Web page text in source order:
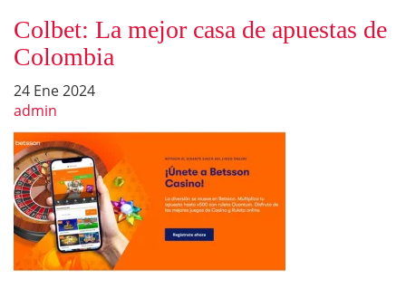
Colbet: La mejor casa de apuestas de
Colombia
24 Ene 2024
admin